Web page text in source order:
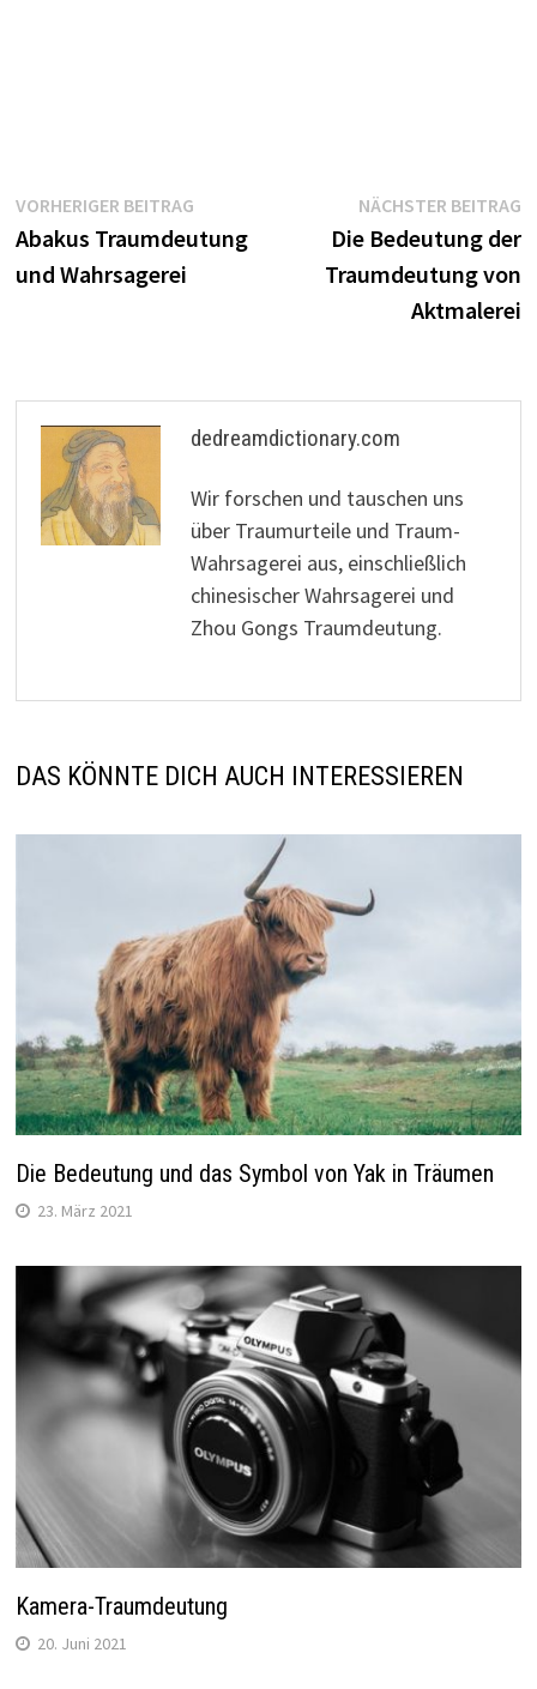
Beitragsnavigation
VORHERIGER BEITRAGVorheriger
Beitrag:
Abakus Traumdeutung
und Wahrsagerei
NÄCHSTER BEITRAG
Die Bedeutung der
Traumdeutung von
Aktmalerei
dedreamdictionary.com
Wir forschen und tauschen uns
über Traumurteile und Traum-
Wahrsagerei aus, einschließlich
chinesischer Wahrsagerei und
Zhou Gongs Traumdeutung.
DAS KÖNNTE DICH AUCH INTERESSIEREN
Die Bedeutung und das Symbol von Yak in Träumen
23. März 2021
Kamera-Traumdeutung
20. Juni 2021